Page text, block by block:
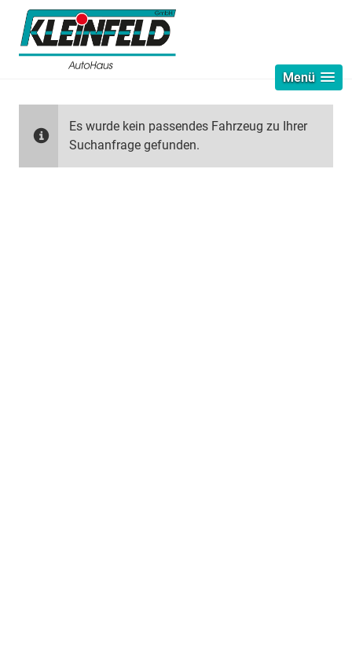
Menü
Es wurde kein passendes Fahrzeug zu Ihrer
Suchanfrage gefunden.